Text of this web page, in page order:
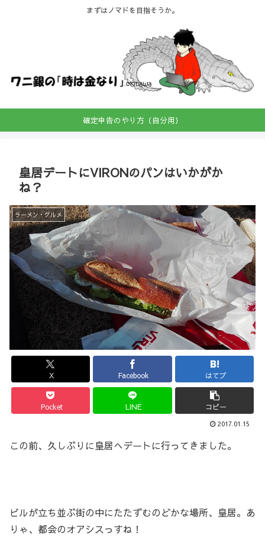
まずはノマドを目指そうか。
確定申告のやり方（自分用）
皇居デートにVIRONのパンはいかがか
ね？
ラーメン・グルメ
X Facebook はてブ
Pocket LINE コピー
2017.01.15
この前、久しぶりに皇居へデートに行ってきました。
ビルが立ち並ぶ街の中にたたずむのどかな場所、皇居。あ
りゃ、都会のオアシスっすね！